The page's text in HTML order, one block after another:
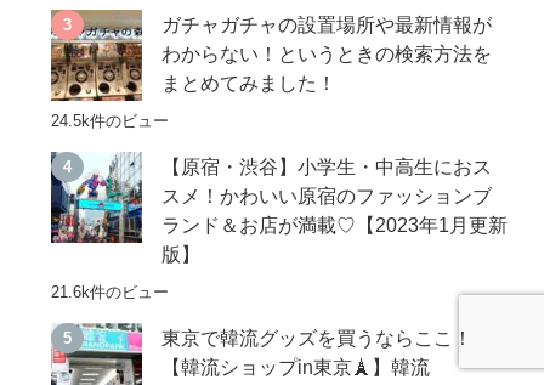
ガチャガチャの設置場所や最新情報が
わからない！というときの検索方法を
まとめてみました！
24.5k件のビュー
【原宿・渋谷】小学生・中高生におス
スメ！かわいい原宿のファッションブ
ランド＆お店が満載♡【2023年1月更新
版】
21.6k件のビュー
東京で韓流グッズを買うならここ！
【韓流ショップin東京🗼】韓流